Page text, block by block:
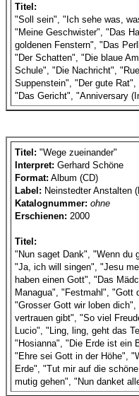
Titel:
"Soll sein", "Ich sehe was,
"Meine Geschwister", "Das
goldenen Fenstern", "Das
"Der Schatten", "Die blaue
Schule", "Die Nachricht",
Suppenstein", "Der gute
"Das Gericht", "Anniversary
Titel: "Wege zueinander"
Interpret: Gerhard Schöne
Format: Album (CD)
Label: Neinstedter Anstalten
Katalognummer: ohne
Erschienen: 2000
Titel:
"Nun saget Dank", "Wenn du
"Ja, ich will singen", "Jesu
haben einen Gott", "Das
Managua", "Festmahl", "Gott
"Grosser Gott wir loben
vertrauen gibt", "So viel
Lucio", "Ling, ling, geht das
"Hosianna", "Die Erde ist ein
"Ehre sei Gott in der Höhe",
Erde", "Tut mir auf die
mutig gehen", "Nun danket